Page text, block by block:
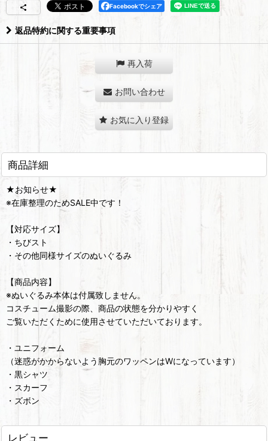
Facebookでシェア
返品特約に関する重要事項
再入荷
お問い合わせ
お気に入り登録
商品詳細
★お知らせ★
※在庫整理のためSALE中です！
【対応サイズ】
・ちびスト
・その他同様サイズのぬいぐるみ
【商品内容】
※ぬいぐるみ本体は付属致しません。
コスチューム撮影の際、商品の状態を分かりやすく
ご覧いただくために使用させていただいております。
・ユニフォーム
（迷惑がかからないよう胸元のワッペンはWになっています）
・黒シャツ
・スカーフ
・ズボン
レビュー